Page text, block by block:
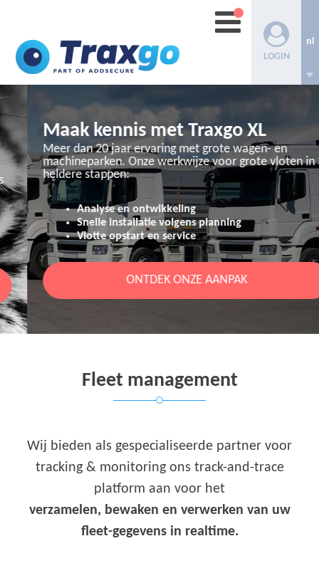
LOGIN
nl
Maak kennis met Traxgo XL
Meer dan 20 jaar ervaring met grote wagen- en
machineparken.Onze werkwijze voor grote vloten in 3
heldere stappen:
Analyse en ontwikkeling
Snelle installatie volgens planning
Vlotte opstart en service
ONTDEK ONZE AANPAK
Fleet management
Wij bieden als gespecialiseerde partner voor
tracking & monitoring ons track-and-trace
platform aan voor het
verzamelen, bewaken en verwerken van uw
fleet-gegevens in realtime.